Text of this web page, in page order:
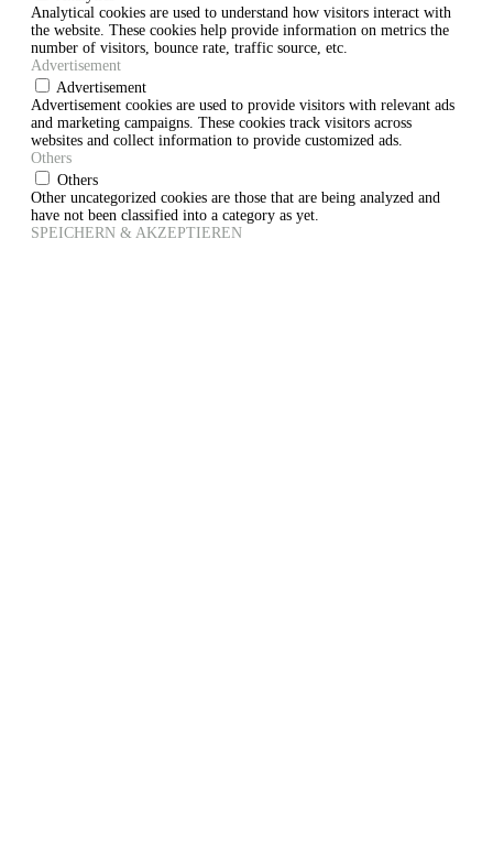
Analytical cookies are used to understand how visitors interact with
the website. These cookies help provide information on metrics the
number of visitors, bounce rate, traffic source, etc.
Advertisement
Advertisement
Advertisement cookies are used to provide visitors with relevant ads
and marketing campaigns. These cookies track visitors across
websites and collect information to provide customized ads.
Others
Others
Other uncategorized cookies are those that are being analyzed and
have not been classified into a category as yet.
SPEICHERN & AKZEPTIEREN